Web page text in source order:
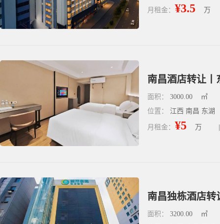
月租金： ¥3.5 万
南昌酒店转让丨
面积： 3000.00
㎡
位置： 江西 南昌 东湖
月租金： ¥5 万
南昌独栋酒店转
面积： 3200.00
㎡